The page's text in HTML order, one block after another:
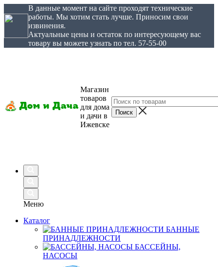
В данные момент на сайте проходят технические
работы. Мы хотим стать лучше. Приносим свои
извинения.
Актуальные цены и остаток по интересующему вас
товару вы можете узнать по тел. 57-55-00
Магазин
товаров
для дома
и дачи в
Ижевске
Меню
Каталог
БАННЫЕ
ПРИНАДЛЕЖНОСТИ
БАССЕЙНЫ,
НАСОСЫ